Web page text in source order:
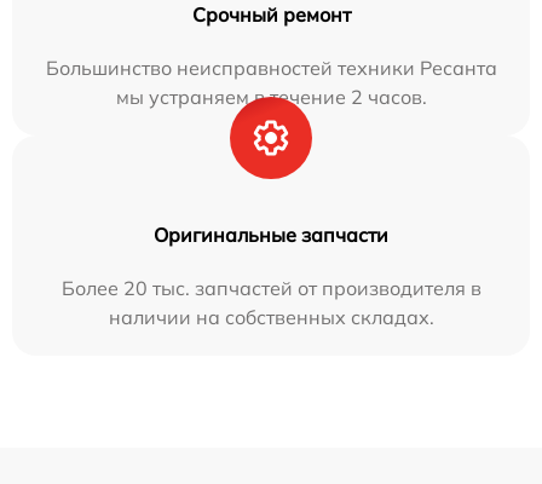
Срочный ремонт
Большинство неисправностей техники Ресанта
мы устраняем в течение 2 часов.
Оригинальные запчасти
Более 20 тыс. запчастей от производителя в
наличии на собственных складах.